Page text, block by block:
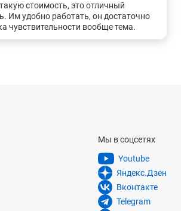
стоимость, это отличный
Им удобно работать, он достаточно
чувствительности вообще тема.
Мы в соцсетях
Youtube
Яндекс.Дзен
Вконтакте
Telegram